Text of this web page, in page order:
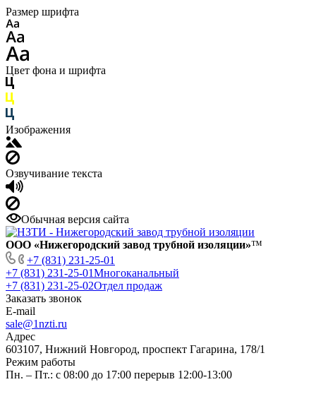
Размер шрифта
Цвет фона и шрифта
Изображения
Озвучивание текста
Обычная версия сайта
ООО «Нижегородский завод трубной изоляции»™
+7 (831) 231-25-01
+7 (831) 231-25-01Многоканальный
+7 (831) 231-25-02Отдел продаж
Заказать звонок
E-mail
sale@1nzti.ru
Адрес
603107, Нижний Новгород, проспект Гагарина, 178/1
Режим работы
Пн. – Пт.: с 08:00 до 17:00 перерыв 12:00-13:00